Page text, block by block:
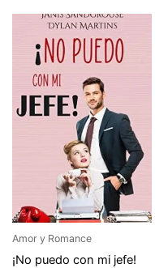
Amor y Romance
¡No puedo con mi jefe!